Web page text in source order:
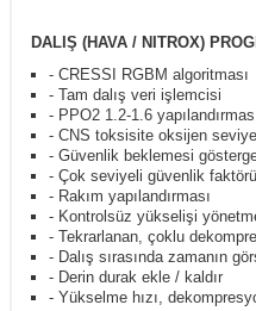
DALIŞ (HAVA / NITROX)
- CRESSI RGBM algoritması
- Tam dalış veri işlemcisi
- PPO2 1.2-1.6
- CNS toksisite oksijen
- Güvenlik beklemesi
- Çok seviyeli güvenlik
- Rakım yapılandırması
- Kontrolsüz yükselişi
- Tekrarlanan, çoklu
- Dalış sırasında zamanın
- Derin durak ekle / kaldır
- Yükselme hızı,